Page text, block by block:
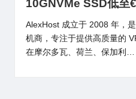
10GNVMe SSD低至
AlexHost 成立于 2008 年，
机商，专注于提供高质量的
在摩尔多瓦、荷兰、保加利…